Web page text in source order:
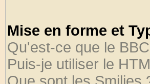
Mise en forme et
Qu'est-ce que le
Puis-je utiliser le